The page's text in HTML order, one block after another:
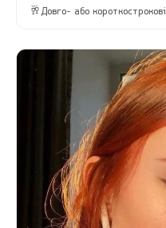
🥂 Довго- або короткострокові